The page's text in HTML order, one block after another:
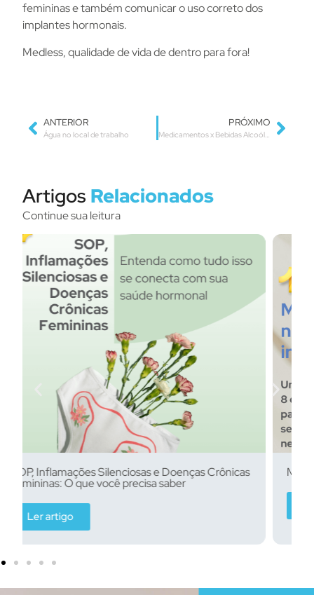
femininas e também comunicar o uso correto dos
implantes hormonais.
Medless, qualidade de vida de dentro para fora!
ANTERIOR
Água no local de trabalho
PRÓXIMO
Medicamentos x Bebidas Alcoólicas
Artigos Relacionados
Continue sua leitura
Menopausa Não é Mais Invisível
Ler artigo